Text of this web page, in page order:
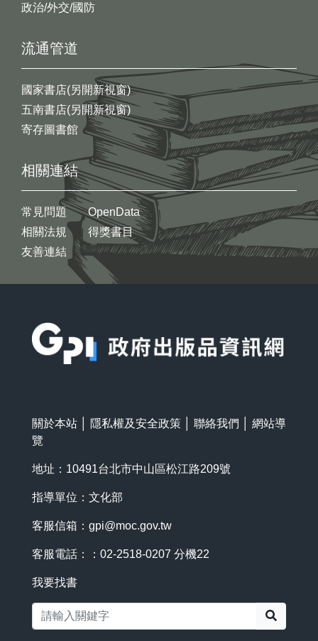
政治/外交/國防
流通管道
國家書店(另開新視窗)
五南書店(另開新視窗)
寄存圖書館
相關連結
常見問題
相關法規
友善連結
OpenData
得獎書目
關於本站 隱私權及安全政策 聯絡我們
網站導
覽
地址：10491台北市中山區松江路209號
指導單位：文化部
客服信箱： gpi@moc.gov.tw
客服電話：：02-2518-0207 分機22
我要找書